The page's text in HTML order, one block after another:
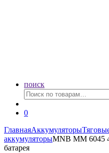
поиск
Искать:
0
ГлавнаяАккумуляторы
аккумуляторыMNB MM 6045
батарея